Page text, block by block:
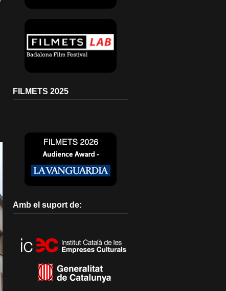
FILMETS 2025
Amb el suport de: